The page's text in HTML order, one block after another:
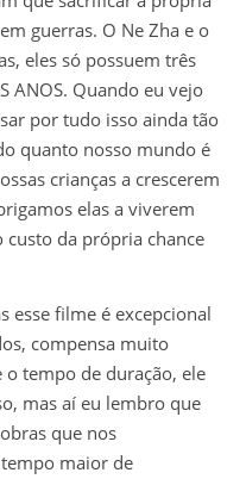
guerras. O Ne Zha e o
eles só possuem três
ANOS. Quando eu vejo
por tudo isso ainda tão
quanto nosso mundo é
crianças a crescerem
elas a viverem
custo da própria chance
esse filme é excepcional
compensa muito
o tempo de duração, ele
mas aí eu lembro que
que nos
maior de